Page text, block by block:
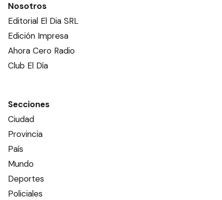
Nosotros
Editorial El Dia SRL
Edición Impresa
Ahora Cero Radio
Club El Día
Secciones
Ciudad
Provincia
País
Mundo
Deportes
Policiales